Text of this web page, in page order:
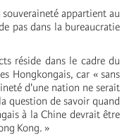
appartient au
pas dans la bureaucratie
réside dans le cadre du
Hongkongais, car « sans
d'une nation ne serait
question de savoir quand
à la Chine devrait être
Kong. »